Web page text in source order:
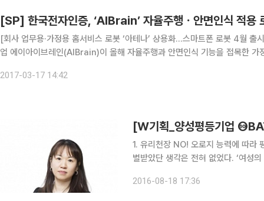
[SP] 한국전자인증, ‘AIBrain’ 자율주행ㆍ안면인식 적용
[회사 업무용·가정용 홈서비스 로봇 ‘아테나’ 상용화…스마트폰 로봇 4월 출시] [종목돋보기] 한국전자인증의 출자법인인 인공지능 전
업 에이아이브레인(AIBrain)이 올해 자율주행과 안면인식 기능을 접목한
2017-03-17 14:42
1. 유리천장 NO! 오로지 능력에 따라 평가…공정한 기회 부
별받았단 생각은 전혀 없었다. ‘여성
높은 곳을 목표에 두고 있다면 스페셜
2016-08-18 17:36